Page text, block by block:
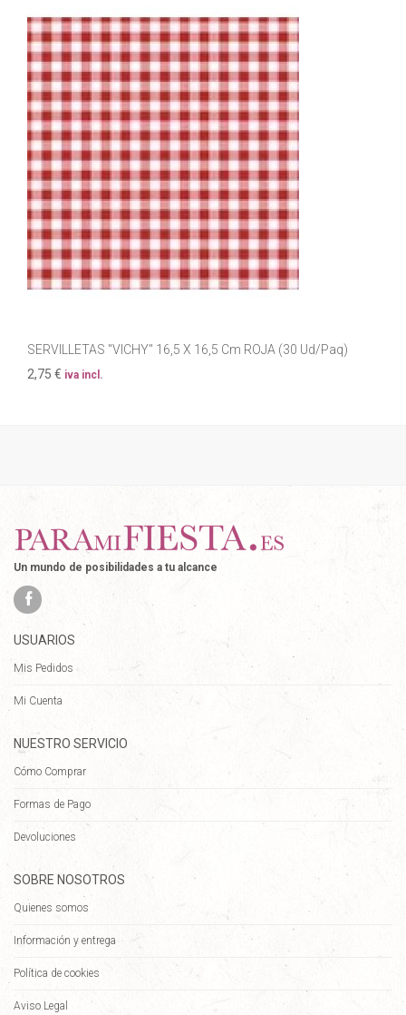
SERVILLETAS "VICHY" 16,5 X 16,5 Cm ROJA (30 Ud/Paq)
2,75 € iva incl.
Un mundo de posibilidades a tu alcance
USUARIOS
Mis Pedidos
Mi Cuenta
NUESTRO SERVICIO
Cómo Comprar
Formas de Pago
Devoluciones
SOBRE NOSOTROS
Quienes somos
Información y entrega
Política de cookies
Aviso Legal